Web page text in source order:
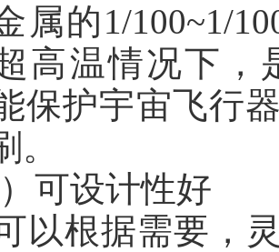
属的1/100~1/
高温情况下，
保护宇宙飞行
。
）可设计性好
以根据需要，